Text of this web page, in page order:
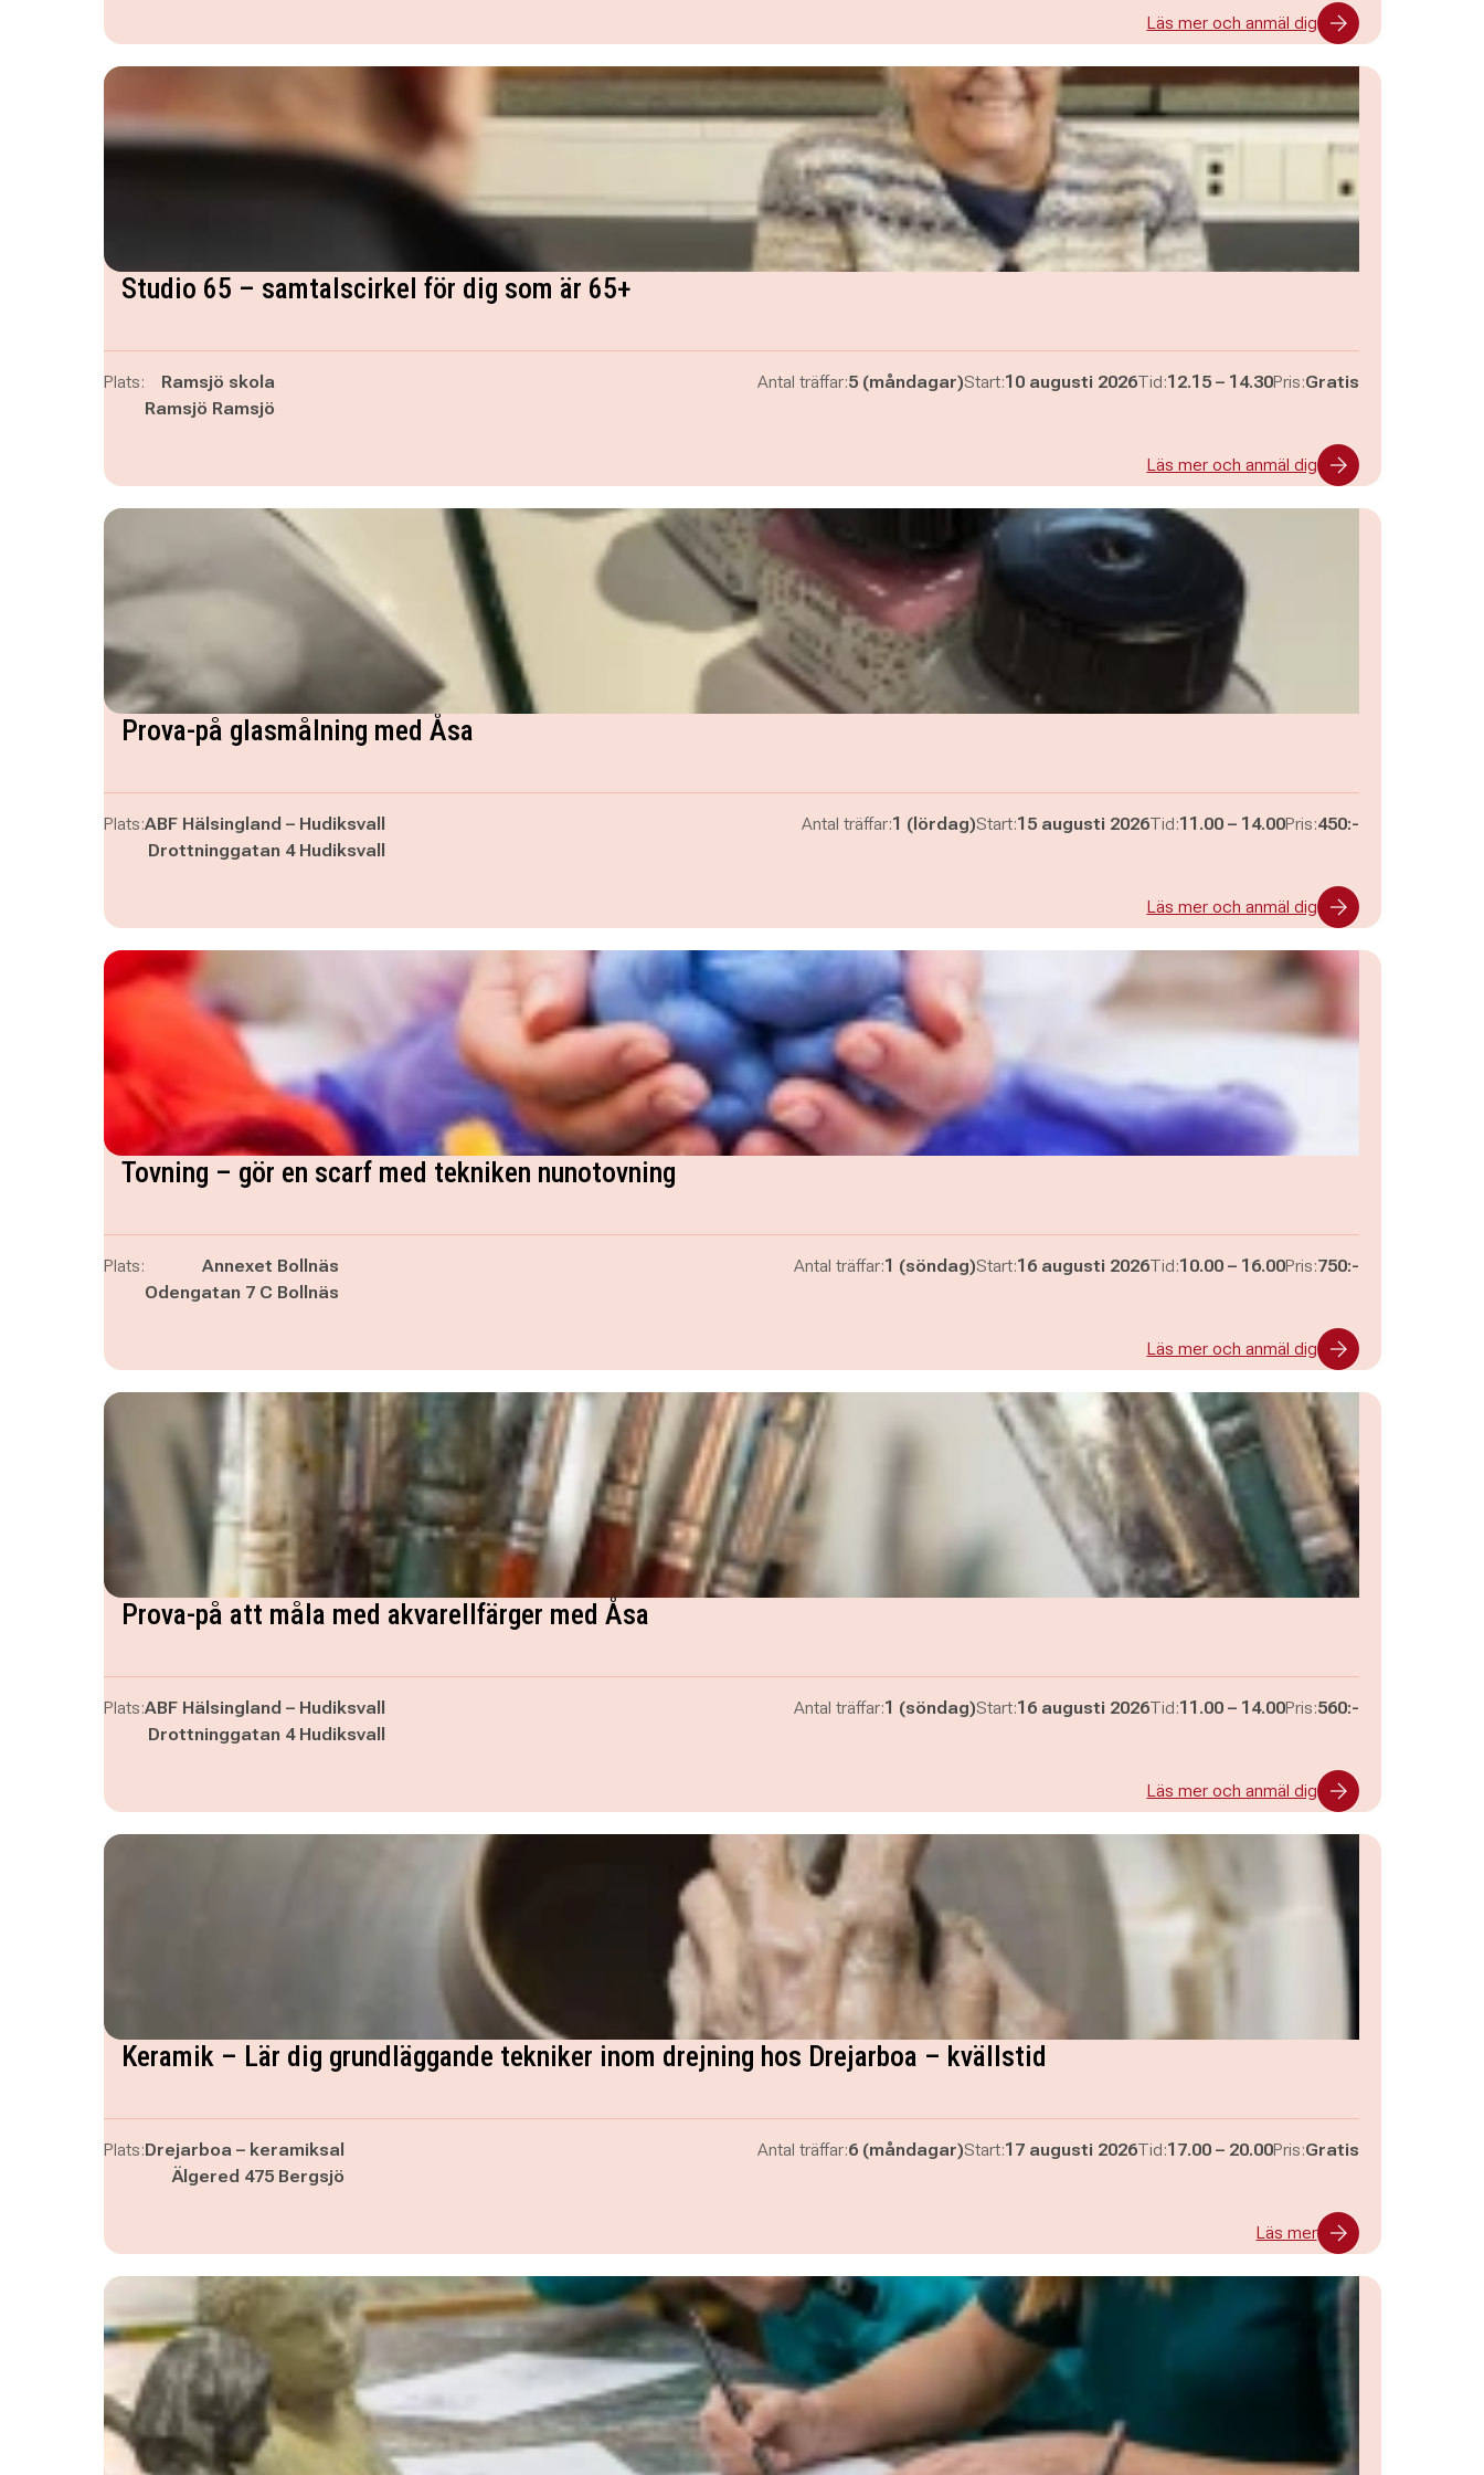
Läs mer och anmäl dig
Studio 65 – samtalscirkel för dig som är 65+
Plats:
Ramsjö skola
Ramsjö Ramsjö
Antal träffar:5 (måndagar)Start:10 augusti 2026Tid:Pågår mellan
12.15 – och
14.30Pris:Gratis
Läs mer och anmäl dig
Prova-på glasmålning med Åsa
Plats:ABF Hälsingland – Hudiksvall
Drottninggatan 4 Hudiksvall
Antal träffar:1 (lördag)Start:15 augusti 2026Tid:Pågår mellan
11.00 – och
14.00Pris:450:-
Läs mer och anmäl dig
Tovning – gör en scarf med tekniken nunotovning
Plats:
Annexet Bollnäs
Odengatan 7 C Bollnäs
Antal träffar:1 (söndag)Start:16 augusti 2026Tid:Pågår mellan
10.00 – och
16.00Pris:750:-
Läs mer och anmäl dig
Prova-på att måla med akvarellfärger med Åsa
Plats:ABF Hälsingland – Hudiksvall
Drottninggatan 4 Hudiksvall
Antal träffar:1 (söndag)Start:16 augusti 2026Tid:Pågår mellan
11.00 – och
14.00Pris:560:-
Läs mer och anmäl dig
Keramik – Lär dig grundläggande tekniker inom drejning hos Drejarboa – kvällstid
Plats:Drejarboa – keramiksal
Älgered 475 Bergsjö
Antal träffar:6 (måndagar)Start:17 augusti 2026Tid:Pågår mellan
17.00 – och
20.00Pris:Gratis
Läs mer